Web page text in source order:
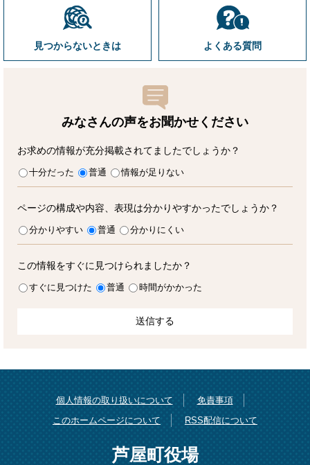
見つからないときは よくある質問
みなさんの声をお聞かせ ください
お求めの情報が充分掲載されてましたでしょうか？
十分だった 普通 情報が足りない
ページの構成や内容、表現は分かりやすかったでしょうか？
分かりやすい 普通 分かりにくい
この情報をすぐに見つけられましたか？
すぐに見つけた 普通 時間がかかった
個人情報の取り扱いについて
免責事項
このホームページについて
RSS配信について
芦屋町役場